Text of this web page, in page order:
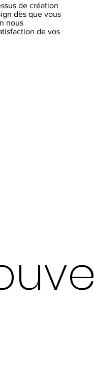
de création
dès que vous
nous
de vos